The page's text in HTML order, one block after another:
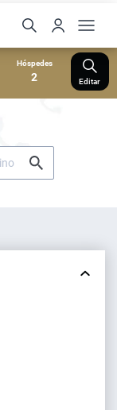
Hóspedes
2 Editar